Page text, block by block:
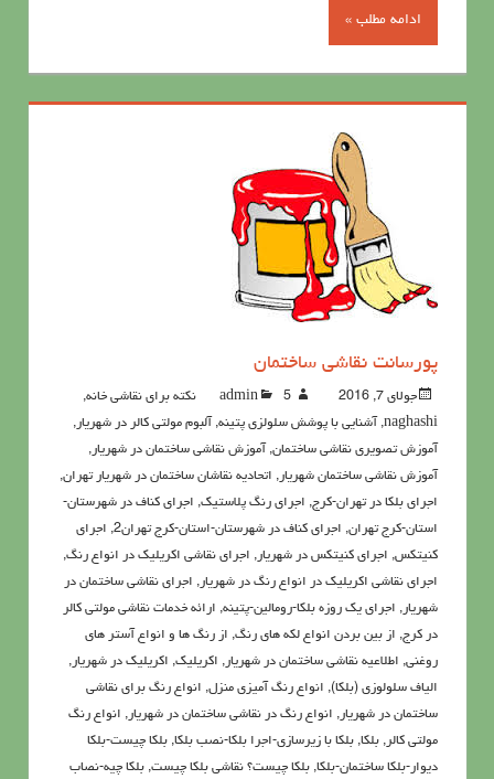
ادامه مطلب »
پورسانت نقاشی ساختمان
جولای 7, 2016 admin 5نکته برای نقاشی خانه
,
naghashi
, آشنايي با پوشش سلولزي پتينه, آلبوم مولتی کالر در شهریار ,
آموزش تصویری نقاشی ساختمان, آموزش نقاشی ساختمان در شهریار ,
آموزش نقاشی ساختمان شهریار , اتحادیه نقاشان ساختمان در شهریار تهران,
اجرای بلکا در تهران-کرج, اجرای رنگ پلاستیک, اجرای کناف در شهرستان-
استان-کرج تهران, اجرای کناف در شهرستان-استان-کرج تهران2 , اجرای
کنیتکس, اجرای کنیتکس در شهریار , اجرای نقاشی اکریلیک در انواع رنگ,
اجرای نقاشی اکریلیک در انواع رنگ در شهریار , اجرای نقاشی ساختمان در
شهریار , اجرای یک روزه بلکا-رومالین-پتینه, ارائه خدمات نقاشی مولتی کالر
در کرج, از بین بردن انواع لکه های رنگ, از رنگ ها و انواع آستر های
روغنی, اطلاعيه نقاشی ساختمان در شهریار , اکريليک, اکريليک در شهریار ,
الیاف سلولوزی (بلکا), انواع رنگ آمیزی منزل, انواع رنگ برای نقاشی
ساختمان در شهریار , انواع رنگ در نقاشی ساختمان در شهریار , انواع رنگ
مولتی کالر , بلکا, بلکا با زیرسازی-اجرا بلکا-نصب بلکا, بلکا چیست-بلکا
دیوار-بلکا ساختمان-بلکا, بلکا چیست؟ نقاشی بلکا چیست, بلکا چیه-نصاب